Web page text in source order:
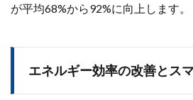
が平均68%から92%に向上します。
エネルギー効率の改善とス